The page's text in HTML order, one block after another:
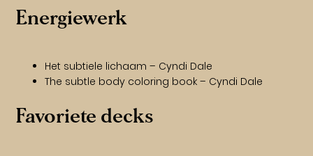
Energiewerk
Het subtiele lichaam – Cyndi Dale
The subtle body coloring book – Cyndi Dale
Favoriete decks